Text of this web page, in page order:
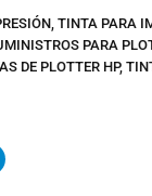
, TINTA PARA
PARA
DE PLOTTER HP,